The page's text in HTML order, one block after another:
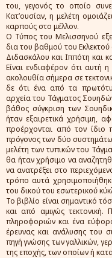
του, γεγονός το οποίο
Κατ’ουσίαν, η μελέτη
καρπούς στο μέλλον.
Ο Τύπος του Μελισσηνού
δια του βαθμού του
Διδασκάλου και Ιππότη και
Είναι ενδιαφέρον ότι αυτή
ακολουθία σήμερα σε
δε ότι ένα από τα
αρχεία του Τάγματος
βάθος σύγκριση των
ήταν εξαιρετικά χρήσιμη,
προέρχονται από τον ίδιο
πρόγονος των δύο
μελέτη των τυπικών του
θα ήταν χρήσιμο να
να ανατρέξει στο
τρόπο αυτά
του δικού του εσωτερικού
Το βιβλίο είναι σημαντικό
και από αμιγώς τεκτονική.
πληροφοριών και ένα εύφορο
έρευνας και ανάλυσης του
πηγή γνώσης των γαλλικών,
της εποχής, των οποίων ή